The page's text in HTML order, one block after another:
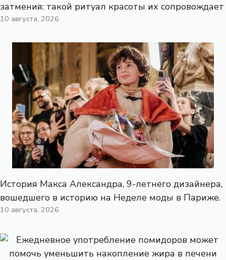
затмения: такой ритуал красоты их сопровождает
10 августа, 2026
История Макса Александра, 9-летнего дизайнера,
вошедшего в историю на Неделе моды в Париже.
10 августа, 2026